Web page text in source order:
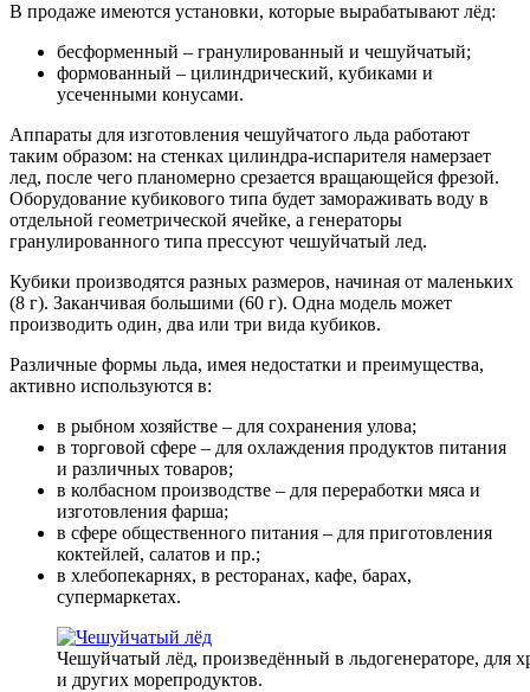
В продаже имеются установки, которые вырабатывают лёд:
бесформенный – гранулированный и чешуйчатый;
формованный – цилиндрический, кубиками и
усеченными конусами.
Аппараты для изготовления чешуйчатого льда работают
таким образом: на стенках цилиндра-испарителя намерзает
лед, после чего планомерно срезается вращающейся фрезой.
Оборудование кубикового типа будет замораживать воду в
отдельной геометрической ячейке, а генераторы
гранулированного типа прессуют чешуйчатый лед.
Кубики производятся разных размеров, начиная от маленьких
(8 г). Заканчивая большими (60 г). Одна модель может
производить один, два или три вида кубиков.
Различные формы льда, имея недостатки и преимущества,
активно используются в:
в рыбном хозяйстве – для сохранения улова;
в торговой сфере – для охлаждения продуктов питания
и различных товаров;
в колбасном производстве – для переработки мяса и
изготовления фарша;
в сфере общественного питания – для приготовления
коктейлей, салатов и пр.;
в хлебопекарнях, в ресторанах, кафе, барах,
супермаркетах.
Чешуйчатый лёд, произведённый в льдогенераторе, для
и других морепродуктов.